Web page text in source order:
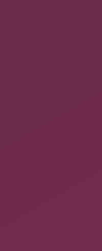
à la variable
bin/X11:/usr/games:/
: